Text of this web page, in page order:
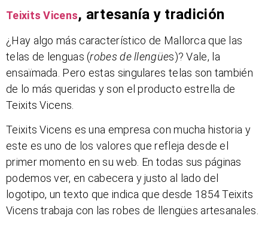
Teixits Vicens, artesanía y tradición
¿Hay algo más característico de Mallorca que las
telas de lenguas (robes de llengües)? Vale, la
ensaïmada. Pero estas singulares telas son también
de lo más queridas y son el producto estrella de
Teixits Vicens.
Teixits Vicens es una empresa con mucha historia y
este es uno de los valores que refleja desde el
primer momento en su web. En todas sus páginas
podemos ver, en cabecera y justo al lado del
logotipo, un texto que indica que desde 1854 Teixits
Vicens trabaja con las robes de llengües artesanales.